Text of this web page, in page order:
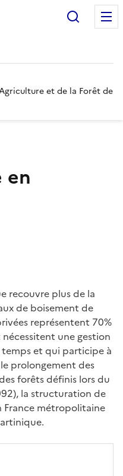
et de la Forêt de
en
recouvre plus de la
de boisement de
représentent 70%
une gestion
temps et qui participe à
prolongement des
forêts définis lors du
la structuration de
France métropolitaine